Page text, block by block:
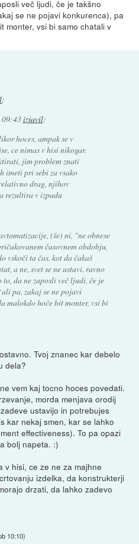
več ljudi, če je takšno
se ne pojavi konkurenca), pa
monter, vsi bi samo chatali v
:
09:43izjavil:
hoces, ampak se v
ce nimas v hisi nikogar.
jim problem znati
imeti pri sebi za vsako
drag, njihov
rezultira v izpadu
(še) ni, "ne obnese
časovnem obdobju,
vskoči ta čas. kot da čakaš
a ne, svet se ne ustavi. ravno
to, da ne zaposli več ljudi, če je
pa, zakaj se ne pojavi
malokdo hoče bit monter, vsi bi
Tvoj znanec kar debelo
dela?
vem kaj tocno hoces povedati.
morda menjava orodij
ustavijo in potrebujes
kar nekaj smen, kar se lahko
effectiveness). To pa opazi
bolj napeta. :)
v hisi, ce ze ne za majhne
izdelka, da konstrukterji
drzati, da lahko zadevo
10:10)